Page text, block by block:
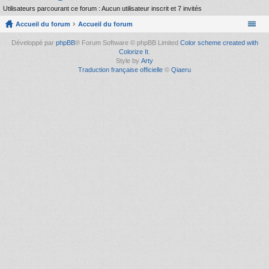
Utilisateurs parcourant ce forum : Aucun utilisateur inscrit et 7 invités
Accueil du forum Accueil du forum
Développé par phpBB® Forum Software © phpBB Limited Color scheme created with
Colorize It.
Style by Arty
Traduction française officielle © Qiaeru